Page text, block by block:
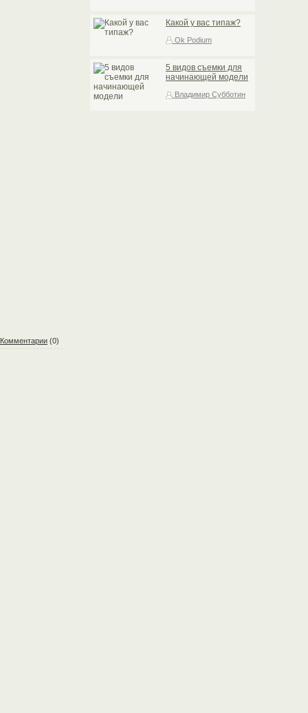
Комментарии (0)
Какой у вас типаж?
Ok Podium
5 видов съемки для
начинающей модели
Владимир Субботин